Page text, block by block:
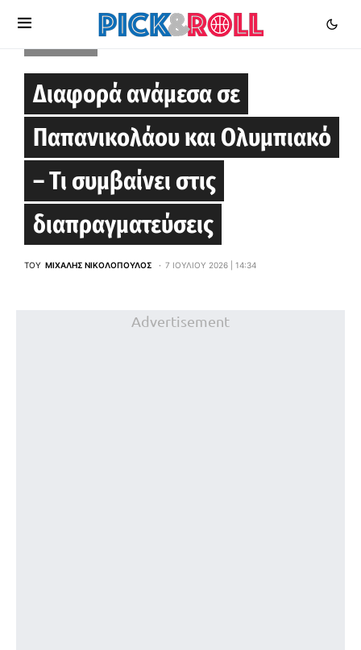
Διαφορά ανάμεσα σε
Παπανικολάου και Ολυμπιακό
– Τι συμβαίνει στις
διαπραγματεύσεις
ΤΟΥ ΜΙΧΆΛΗΣ ΝΙΚΟΛΌΠΟΥΛΟΣ 7 ΙΟΥΛΊΟΥ 2026 | 14:34
Advertisement